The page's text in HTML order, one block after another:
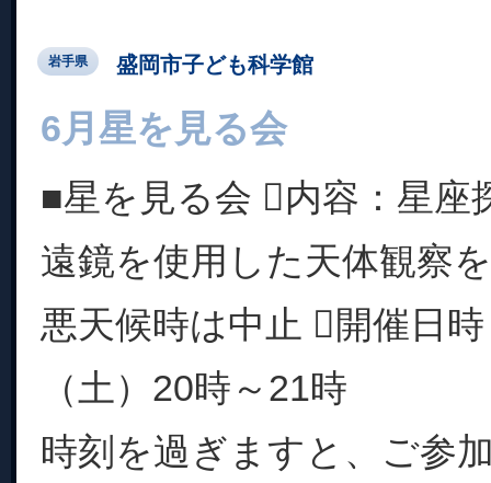
岩手県 盛岡市子ども科学館
6月星を見る会
■星を見る会 内容：星座
遠鏡を使用した天体観察
悪天候時は中止 開催日
（土）20時～21時
時刻を過ぎますと、ご参